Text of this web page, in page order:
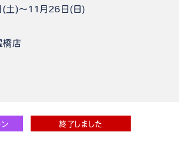
ン 終了しました
土)～11月26日(日)
橋店